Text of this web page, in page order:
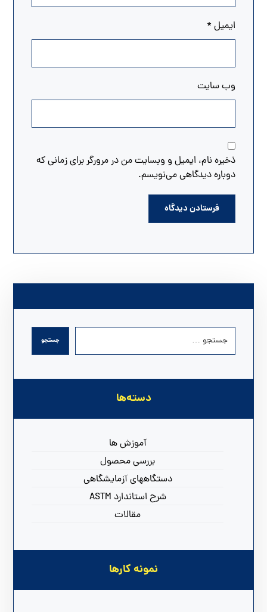
ایمیل *
وب‌ سایت
ذخیره نام، ایمیل و وبسایت من در مرورگر برای زمانی که
دوباره دیدگاهی می‌نویسم.
دسته‌ها
آموزش ها
بررسی محصول
دستگاههای آزمایشگاهی
شرح استاندارد ASTM
مقالات
نمونه کارها